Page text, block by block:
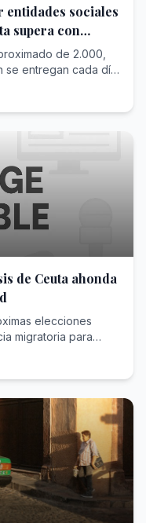
sociales
supera con
de 2.000,
se entregan cada día
de Ceuta ahonda
elecciones
migratoria para